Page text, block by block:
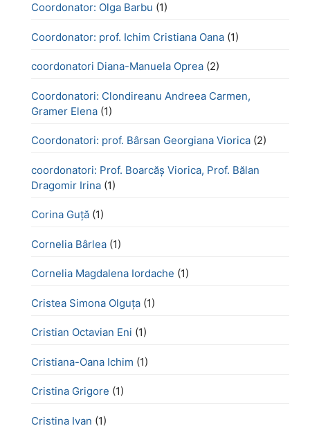
Coordonator: Olga Barbu (1)
Coordonator: prof. Ichim Cristiana Oana (1)
coordonatori Diana-Manuela Oprea (2)
Coordonatori: Clondireanu Andreea Carmen,
Gramer Elena (1)
Coordonatori: prof. Bârsan Georgiana Viorica (2)
coordonatori: Prof. Boarcăș Viorica, Prof. Bălan
Dragomir Irina (1)
Corina Guță (1)
Cornelia Bârlea (1)
Cornelia Magdalena Iordache (1)
Cristea Simona Olguța (1)
Cristian Octavian Eni (1)
Cristiana-Oana Ichim (1)
Cristina Grigore (1)
Cristina Ivan (1)